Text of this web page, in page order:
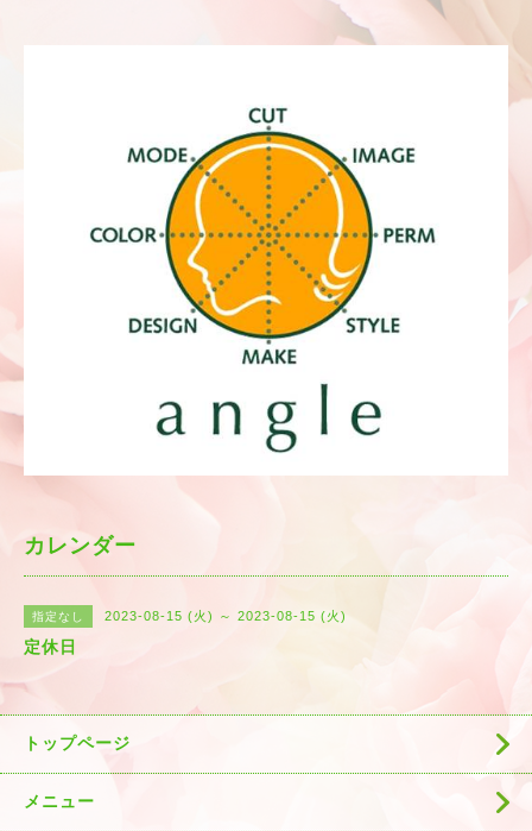
カレンダー
指定なし 2023-08-15 (火) ～ 2023-08-15 (火)
定休日
トップページ
メニュー